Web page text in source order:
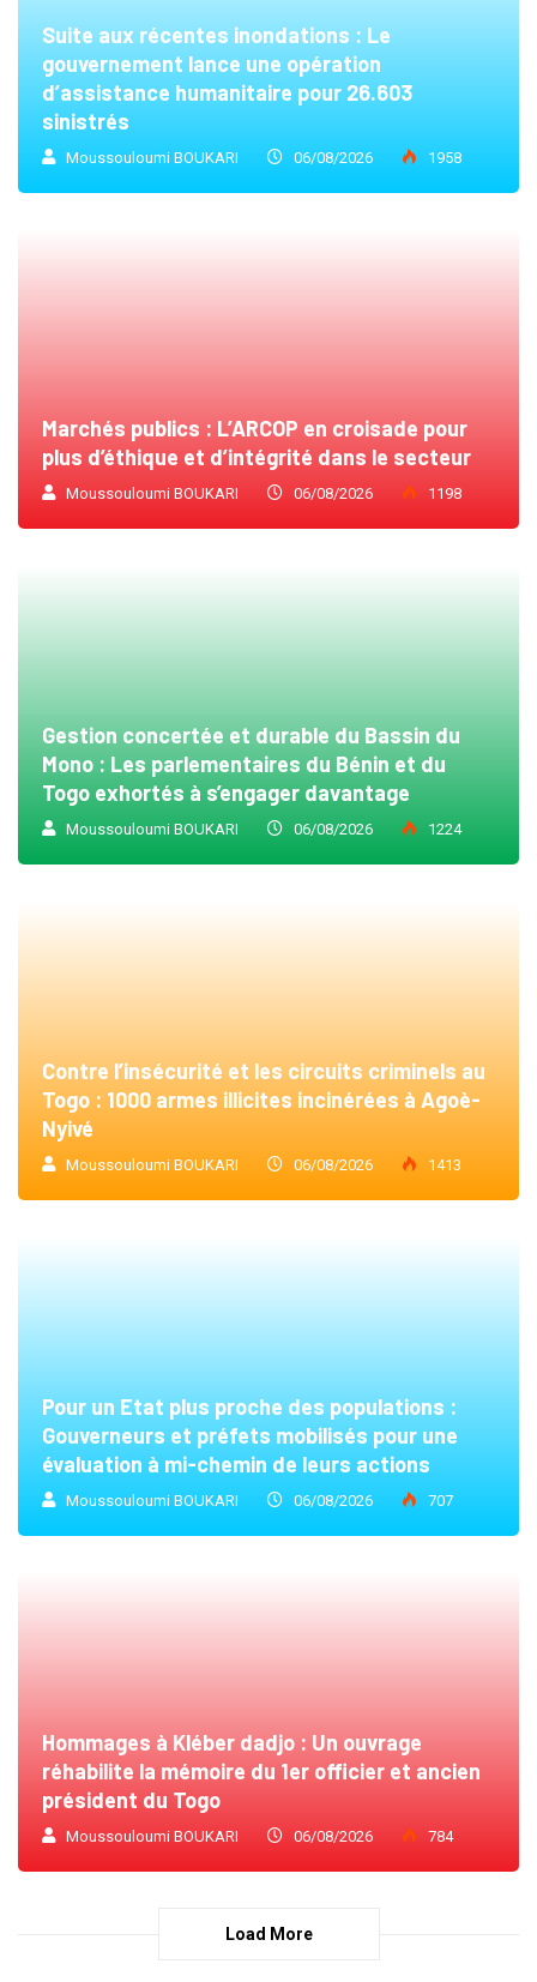
Suite aux récentes inondations : Le
gouvernement lance une opération
d’assistance humanitaire pour 26.603
sinistrés
Moussouloumi BOUKARI 06/08/2026 1958
Marchés publics : L’ARCOP en croisade pour
plus d’éthique et d’intégrité dans le secteur
Moussouloumi BOUKARI 06/08/2026 1198
Gestion concertée et durable du Bassin du
Mono : Les parlementaires du Bénin et du
Togo exhortés à s’engager davantage
Moussouloumi BOUKARI 06/08/2026 1224
Contre l’insécurité et les circuits criminels au
Togo : 1000 armes illicites incinérées à Agoè-
Nyivé
Moussouloumi BOUKARI 06/08/2026 1413
Pour un Etat plus proche des populations :
Gouverneurs et préfets mobilisés pour une
évaluation à mi-chemin de leurs actions
Moussouloumi BOUKARI 06/08/2026 707
Hommages à Kléber dadjo : Un ouvrage
réhabilite la mémoire du 1er officier et ancien
président du Togo
Moussouloumi BOUKARI 06/08/2026 784
Load More